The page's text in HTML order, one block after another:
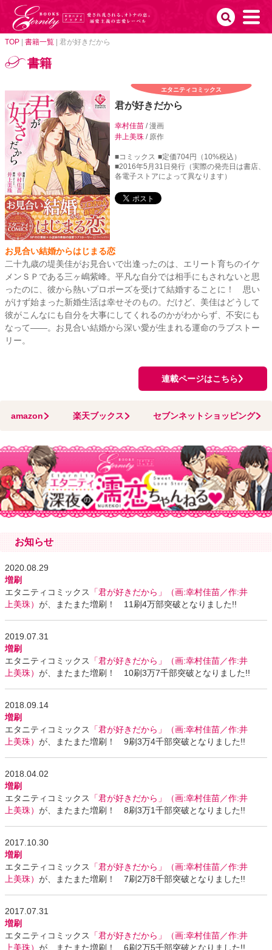
TOP 書籍一覧 君が好きだから
書籍
エタニティコミックス
君が好きだから
幸村佳苗/ 漫画
井上美珠/ 原作
■コミックス ■定価704円（10%税込）
■2016年5月31日発行（実際の発売日は書店、
各電子ストアによって異なります）
お見合い結婚からはじまる恋
二十九歳の堤美佳がお見合いで出逢ったのは、エリート育ちのイケ
メンＳＰである三ヶ嶋紫峰。平凡な自分では相手にもされないと思
ったのに、彼から熱いプロポーズを受けて結婚することに！ 思い
がけず始まった新婚生活は幸せそのもの。だけど、美佳はどうして
彼がこんなにも自分を大事にしてくれるのかがわからず、不安にも
なって――。お見合い結婚から深い愛が生まれる運命のラブストー
リー。
連載ページはこちら
amazon 楽天ブックス セブンネットショッピング
お知らせ
2020.08.29
増刷
エタニティコミックス
「君が好きだから」（画:幸村佳苗／作:井
上美珠） が、またまた増刷！ 11刷4万部突破となりました!!
2019.07.31
増刷
エタニティコミックス
「君が好きだから」（画:幸村佳苗／作:井
上美珠） が、またまた増刷！ 10刷3万7千部突破となりました!!
2018.09.14
増刷
エタニティコミックス
「君が好きだから」（画:幸村佳苗／作:井
上美珠） が、またまた増刷！ 9刷3万4千部突破となりました!!
2018.04.02
増刷
エタニティコミックス
「君が好きだから」（画:幸村佳苗／作:井
上美珠） が、またまた増刷！ 8刷3万1千部突破となりました!!
2017.10.30
増刷
エタニティコミックス
「君が好きだから」（画:幸村佳苗／作:井
上美珠） が、またまた増刷！ 7刷2万8千部突破となりました!!
2017.07.31
増刷
エタニティコミックス
「君が好きだから」（画:幸村佳苗／作:井
上美珠） が、またまた増刷！ 6刷2万5千部突破となりました!!